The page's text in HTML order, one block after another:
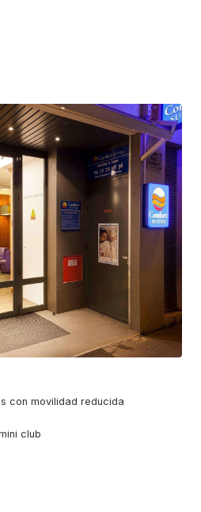
con movilidad reducida
club